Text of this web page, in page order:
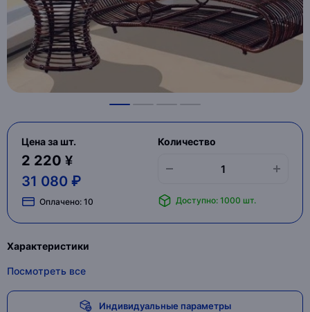
Цена за шт.
2 220 ¥
31 080 ₽
Оплачено: 10
Количество
Доступно: 1000 шт.
Характеристики
Посмотреть все
Индивидуальные параметры